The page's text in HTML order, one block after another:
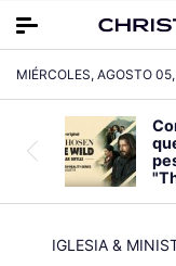
MIÉRCOLES, AGOSTO
IGLESIA &